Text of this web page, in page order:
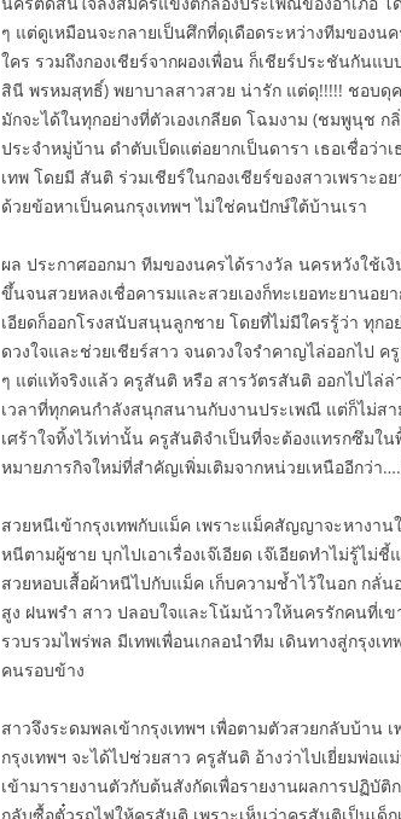
ๆ แต่ดูเหมือนจะกลายเป็นศึกที่ดุเดือดระหว่างทีมของ
ใคร รวมถึงกองเชียร์จากผองเพื่อน ก็เชียร์ประชันกัน
สินี พรหมสุทธิ์) พยาบาลสาวสวย น่ารัก แต่ดุ!!!!! ชอบดุ
มักจะได้ในทุกอย่างที่ตัวเองเกลียด โฉมงาม (ชมพูนุช
ประจำหมู่บ้าน ดำตับเป็ดแต่อยากเป็นดารา เธอเชื่อว่า
เทพ โดยมี สันติ ร่วมเชียร์ในกองเชียร์ของสาวเพราะอ
ด้วยข้อหาเป็นคนกรุงเทพฯ ไม่ใช่คนปักษ์ใต้บ้านเรา
ผล ประกาศออกมา ทีมของนครได้รางวัล นครหวังใช้
ขึ้นจนสวยหลงเชื่อคารมและสวยเองก็ทะเยอทะยานอย
เอียดก็ออกโรงสนับสนุนลูกชาย โดยที่ไม่มีใครรู้ว่า ทุก
ดวงใจและช่วยเชียร์สาว จนดวงใจรำคาญไล่ออกไป ค
ๆ แต่แท้จริงแล้ว ครูสันติ หรือ สารวัตรสันติ ออกไปไล่
เวลาที่ทุกคนกำลังสนุกสนานกับงานประเพณี แต่ก็ไม่ส
เศร้าใจทิ้งไว้เท่านั้น ครูสันติจำเป็นที่จะต้องแทรกซึมใ
หมายภารกิจใหม่ที่สำคัญเพิ่มเติมจากหน่วยเหนืออีกว่
สวยหนีเข้ากรุงเทพกับแม็ค เพราะแม็คสัญญาจะหางา
หนีตามผู้ชาย บุกไปเอาเรื่องเจ๊เอียด เจ๊เอียดทำไม่รู้ไ
สวยหอบเสื้อผ้าหนีไปกับแม็ค เก็บความช้ำไว้ในอก กลั่
สูง ฝนพรำ สาว ปลอบใจและโน้มน้าวให้นครรักคนที่เ
รวบรวมไพร่พล มีเทพเพื่อนเกลอนำทีม เดินทางสู่กรุงเ
คนรอบข้าง
สาวจึงระดมพลเข้ากรุงเทพฯ เพื่อตามตัวสวยกลับบ้าน
กรุงเทพฯ จะได้ไปช่วยสาว ครูสันติ อ้างว่าไปเยี่ยมพ่อ
เข้ามารายงานตัวกับต้นสังกัดเพื่อรายงานผลการปฏิบั